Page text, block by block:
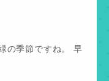
の季節ですね。 早